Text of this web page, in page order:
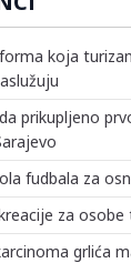
koja
prikupljeno
fudbala za
za
grlića